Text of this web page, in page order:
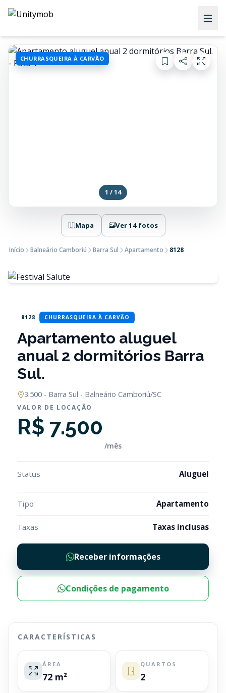
CHURRASQUEIRA À CARVÃO
1 / 14
Mapa Ver 14 fotos
Início Balneário Camboriú Barra Sul Apartamento 8128
8128 CHURRASQUEIRA À CARVÃO
Apartamento aluguel
anual 2 dormitórios Barra
Sul.
3.500 - Barra Sul - Balneário Camboriú/SC
VALOR DE LOCAÇÃO
R$ 7.500
/mês
Status Aluguel
Tipo Apartamento
Taxas Taxas inclusas
Receber informações
Condições de pagamento
CARACTERÍSTICAS
ÁREA
72 m²
QUARTOS
2